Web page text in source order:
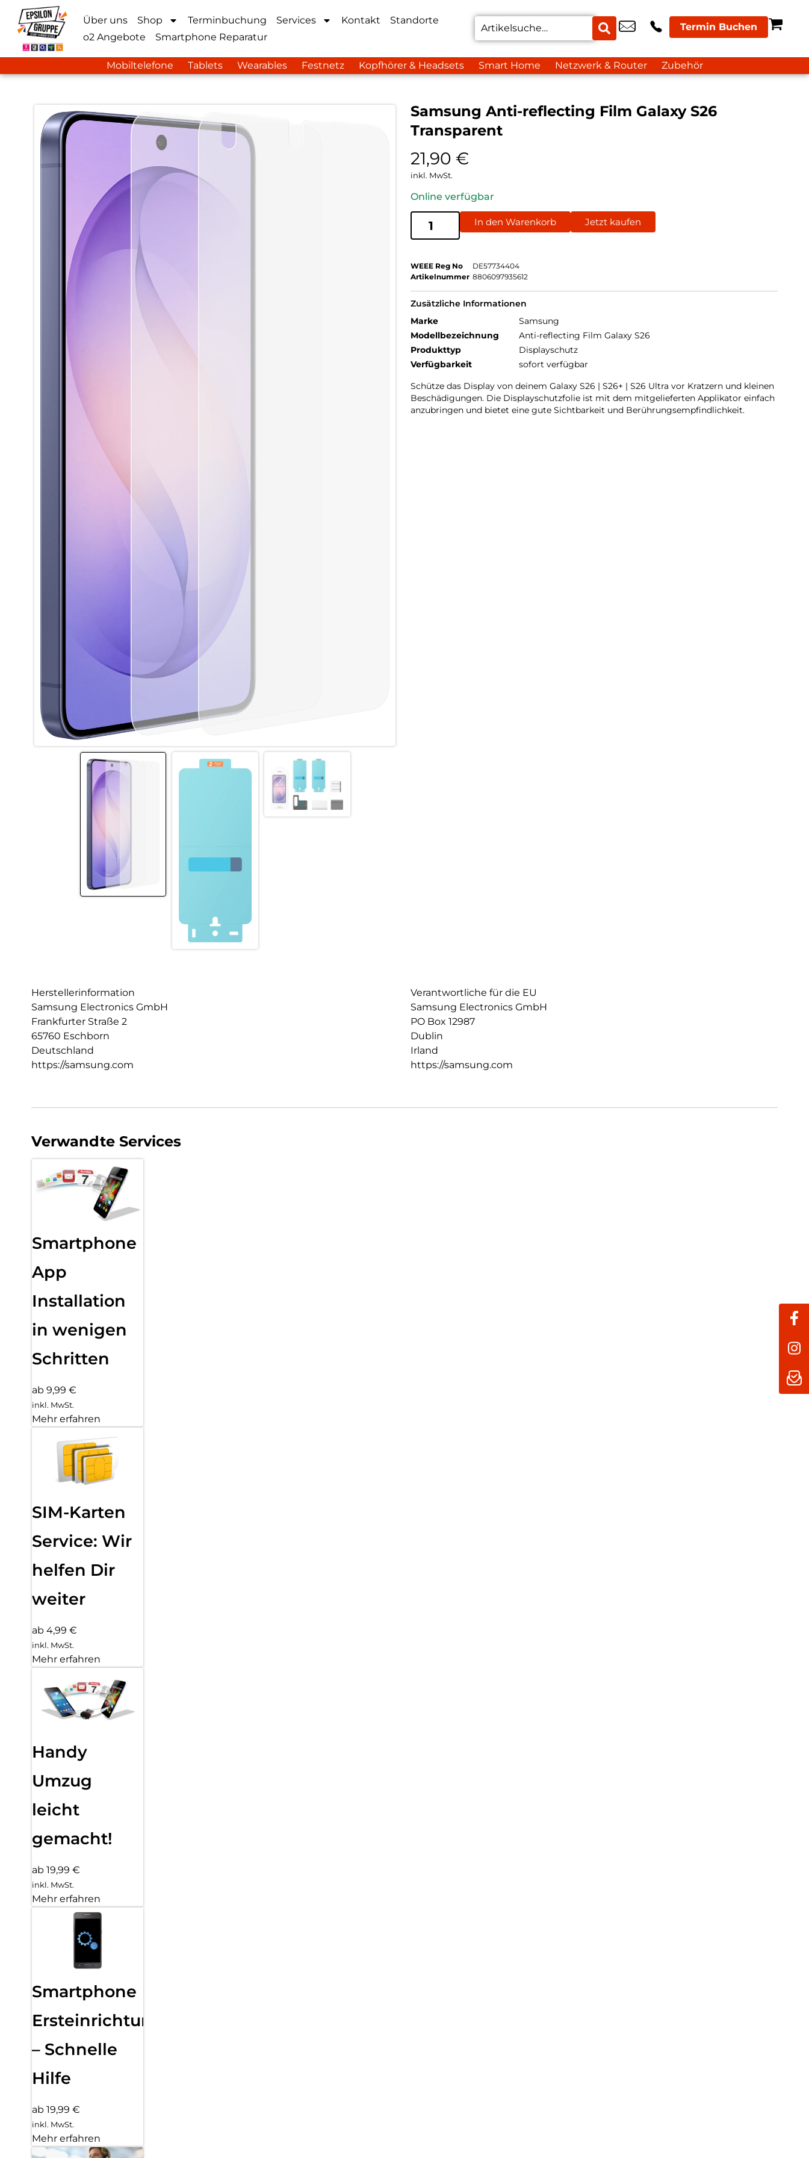
Über uns Shop Terminbuchung Services Kontakt
Standorte
o2 Angebote
Smartphone Reparatur
Termin Buchen
Mobiltelefone Tablets Wearables Festnetz Kopfhörer & Headsets Smart Home Netzwerk & Router Zubehör
Samsung Anti-reflecting Film Galaxy S26
Transparent
21,90 €
inkl. MwSt.
Online verfügbar
In den Warenkorb Jetzt kaufen
WEEE Reg No
DE57734404
Artikelnummer 8806097935612
Zusätzliche Informationen
Marke
Samsung
Modellbezeichnung
Anti-reflecting Film Galaxy S26
Produkttyp
Displayschutz
Verfügbarkeit
sofort verfügbar
Schütze das Display von deinem Galaxy S26 | S26+ | S26 Ultra vor Kratzern und kleinen
Beschädigungen. Die Displayschutzfolie ist mit dem mitgelieferten Applikator einfach
anzubringen und bietet eine gute Sichtbarkeit und Berührungsempfindlichkeit.
Herstellerinformation
Samsung Electronics GmbH
Frankfurter Straße 2
65760 Eschborn
Deutschland
https://samsung.com
Verantwortliche für die EU
Samsung Electronics GmbH
PO Box 12987
Dublin
Irland
https://samsung.com
Verwandte Services
Smartphone
App
Installation
in wenigen
Schritten
ab 9,99 €
inkl. MwSt.
Mehr erfahren
SIM-Karten
Service: Wir
helfen Dir
weiter
ab 4,99 €
inkl. MwSt.
Mehr erfahren
Handy
Umzug
leicht
gemacht!
ab 19,99 €
inkl. MwSt.
Mehr erfahren
Smartphone
Ersteinrichtung
– Schnelle
Hilfe
ab 19,99 €
inkl. MwSt.
Mehr erfahren